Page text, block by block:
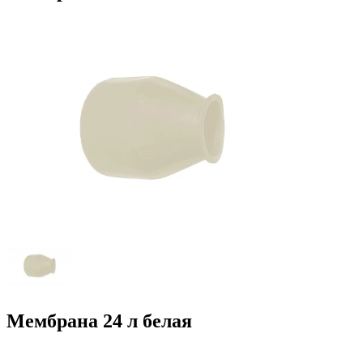
Мембрана 24 л белая